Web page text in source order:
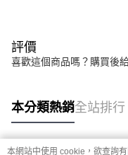
評價
喜歡這個商品嗎？購買後
本分類熱銷全站排行
本網站中使用 cookie，欲查詢